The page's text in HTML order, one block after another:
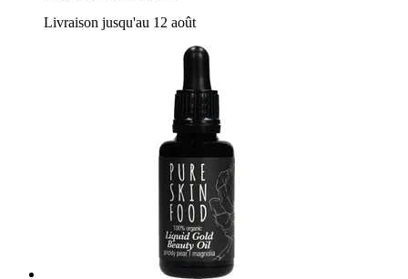
Livraison jusqu'au 12 août